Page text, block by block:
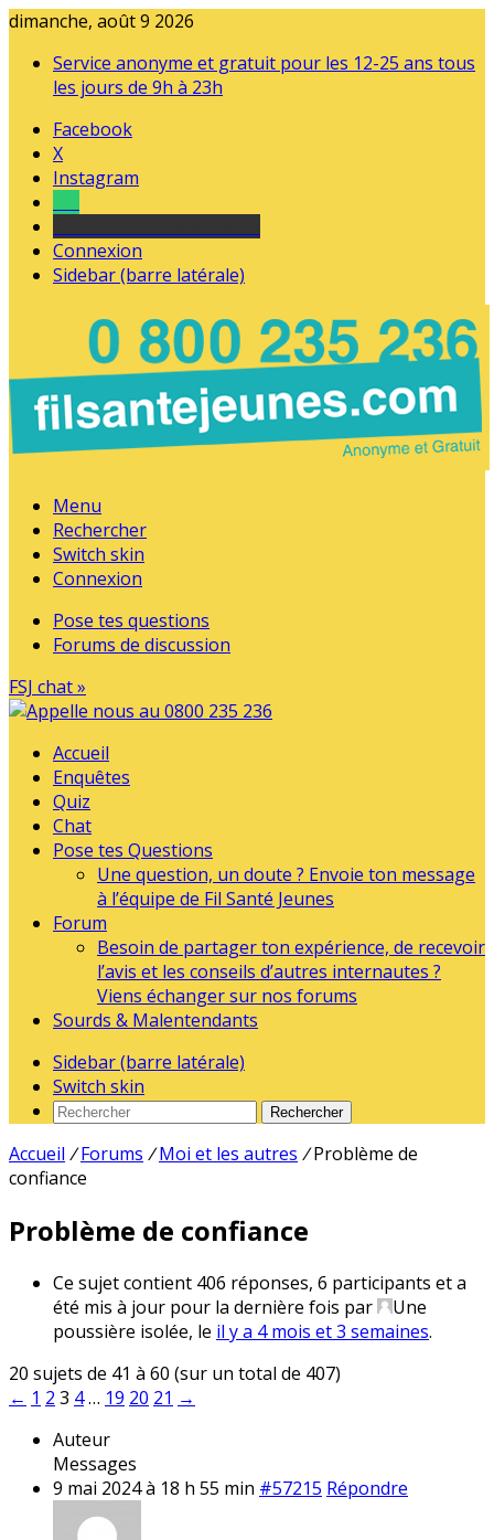
dimanche, août 9 2026
Service anonyme et gratuit pour les 12-25 ans tous
les jours de 9h à 23h
Facebook
X
Instagram
Connexion
Sidebar (barre latérale)
Menu
Rechercher
Switch skin
Connexion
Pose tes questions
Forums de discussion
FSJ chat »
Accueil
Enquêtes
Quiz
Chat
Pose tes Questions
Une question, un doute ? Envoie ton message
à l’équipe de Fil Santé Jeunes
Forum
Besoin de partager ton expérience, de recevoir
l’avis et les conseils d’autres internautes ?
Viens échanger sur nos forums
Sourds & Malentendants
Sidebar (barre latérale)
Switch skin
Rechercher
Accueil / Forums / Moi et les autres / Problème de
confiance
Problème de confiance
Ce sujet contient 406 réponses, 6 participants et a
été mis à jour pour la dernière fois par
Une
poussière isolée, le il y a 4 mois et 3 semaines.
20 sujets de 41 à 60 (sur un total de 407)
← 1 2 3 4… 19 20 21 →
Auteur
Messages
9 mai 2024 à 18 h 55 min #57215 Répondre